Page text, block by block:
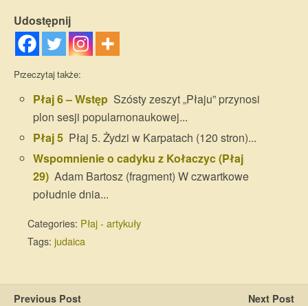
Udostępnij
Przeczytaj także:
Płaj 6 – Wstęp Szósty zeszyt „Płaju” przynosi
plon sesji popularnonaukowej...
Płaj 5 Płaj 5. Żydzi w Karpatach (120 stron)...
Wspomnienie o cadyku z Kołaczyc (Płaj
29) Adam Bartosz (fragment) W czwartkowe
południe dnia...
Categories: Płaj - artykuły
Tags: judaica
Previous Post Next Post